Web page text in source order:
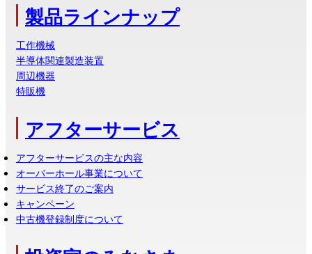
製品ラインナップ
工作機械
半導体関連製造装置
周辺機器
特販機
アフターサービス
アフターサービスの主な内容
オーバーホール事業について
サービス終了のご案内
キャンペーン
中古機登録制度について